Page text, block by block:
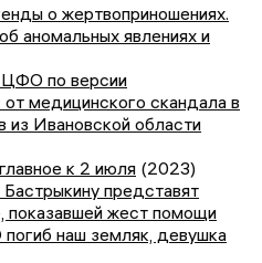
о жертвоприношениях.
аномальных явлениях и
по версии
медицинского скандала в
из Ивановской области
к 2 июля (2023)
представят
показавшей жест помощи
наш земляк, девушка